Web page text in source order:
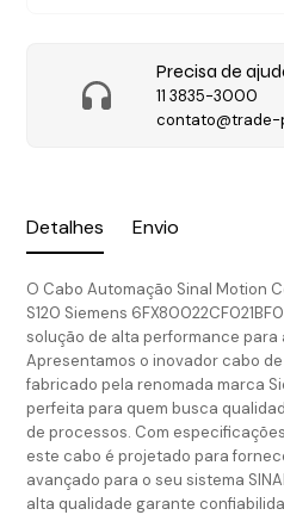
Detalhes Envio
O Cabo Automação Sinal Motion
S120 Siemens
solução de alta performance
Apresentamos o inovador cabo
fabricado pela renomada marca
perfeita para quem busca
de processos. Com
este cabo é projetado para
avançado para o seu sistema
alta qualidade garante
Precisa de
11 3835-3000
contato@trade-